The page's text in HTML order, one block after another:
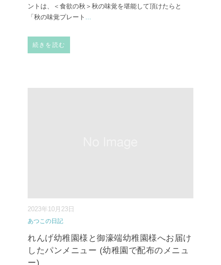
ントは、＜食欲の秋＞秋の味覚を堪能して頂けたらと
「秋の味覚プレート ...
続きを読む
2023年10月23日
あつこの日記
れんげ幼稚園様と御濠端幼稚園様へお届け
したパンメニュー (幼稚園で配布のメニュ
ー)